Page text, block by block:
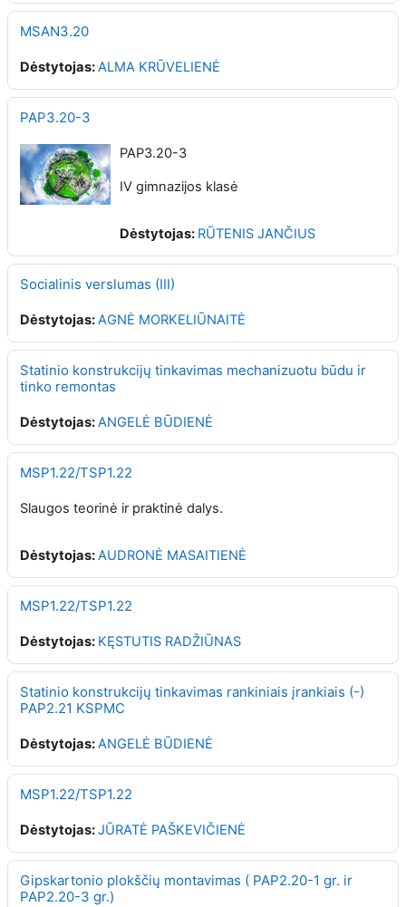
MSAN3.20
Dėstytojas:ALMA KRŪVELIENĖ
PAP3.20-3
PAP3.20-3
IV gimnazijos klasė
Dėstytojas: RŪTENIS JANČIUS
Socialinis verslumas (III)
Dėstytojas:AGNĖ MORKELIŪNAITĖ
Statinio konstrukcijų tinkavimas mechanizuotu būdu ir
tinko remontas
Dėstytojas:ANGELĖ BŪDIENĖ
MSP1.22/TSP1.22
Slaugos teorinė ir praktinė dalys.
Dėstytojas:AUDRONĖ MASAITIENĖ
MSP1.22/TSP1.22
Dėstytojas: KĘSTUTIS RADŽIŪNAS
Statinio konstrukcijų tinkavimas rankiniais įrankiais (-)
PAP2.21 KSPMC
Dėstytojas:ANGELĖ BŪDIENĖ
MSP1.22/TSP1.22
Dėstytojas:JŪRATĖ PAŠKEVIČIENĖ
Gipskartonio plokščių montavimas ( PAP2.20-1 gr. ir
PAP2.20-3 gr.)